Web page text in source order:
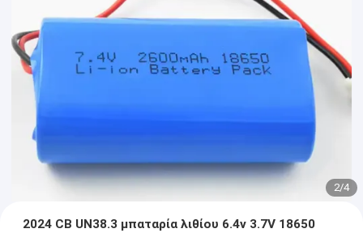
2/4
2024 CB UN38.3 μπαταρία λιθίου 6.4v 3.7V 18650